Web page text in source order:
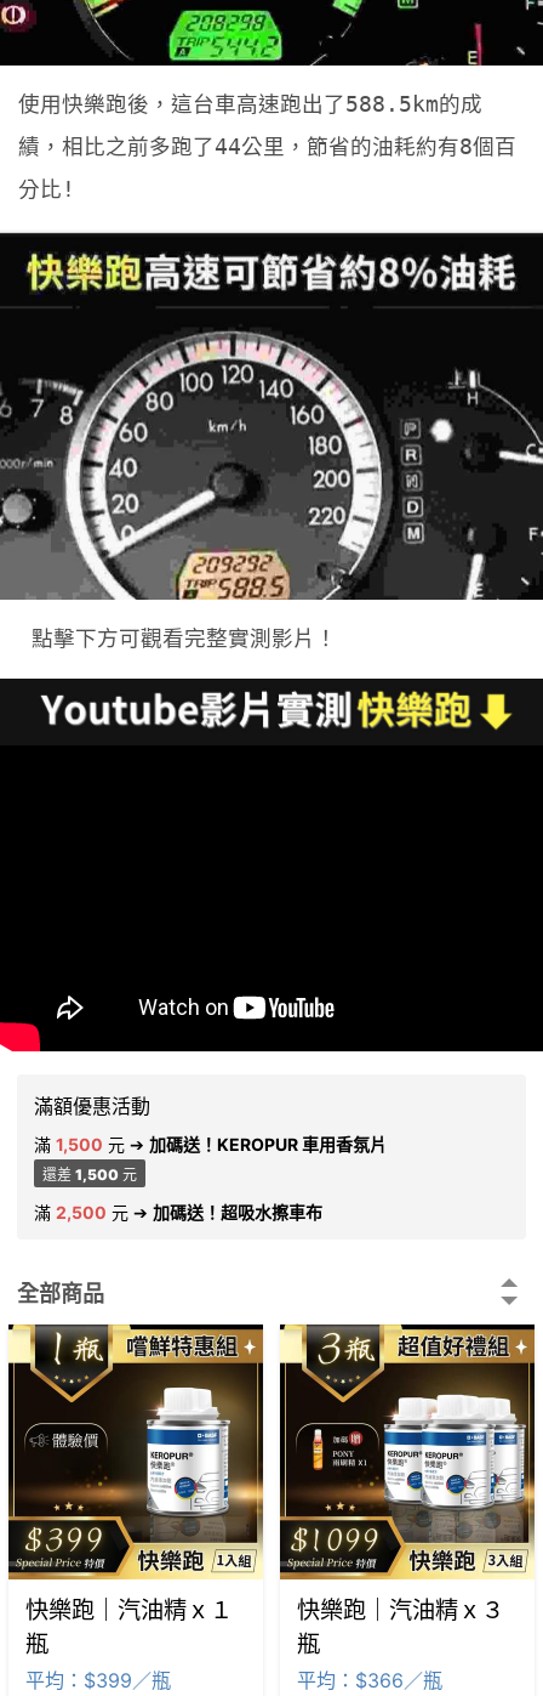
使用快樂跑後，這台車高速跑出了588.5km的成
績，相比之前多跑了44公里，節省的油耗約有8個百
分比!
點擊下方可觀看完整實測影片！
滿額優惠活動
滿 1,500 元 ➔ 加碼送！KEROPUR 車用香氛片
還差 1,500 元
滿 2,500 元 ➔ 加碼送！超吸水擦車布
全部商品
快樂跑｜汽油精ｘ１
瓶
平均：$399／瓶
快樂跑｜汽油精ｘ３
瓶
平均：$366／瓶